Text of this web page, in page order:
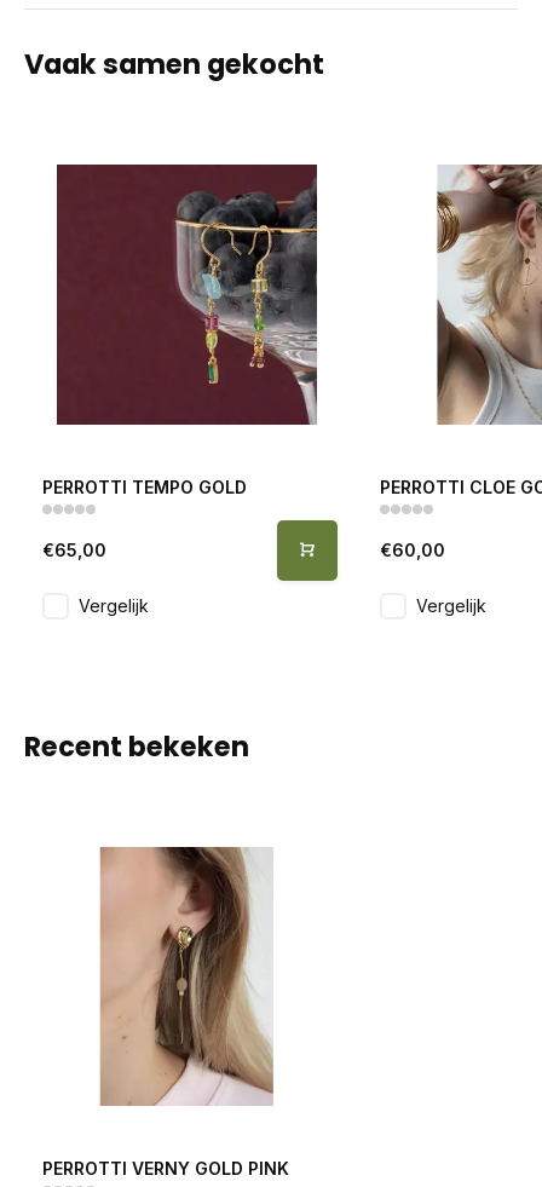
Vaak samen gekocht
PERROTTI TEMPO GOLD
€65,00
Vergelijk
PERROTTI CLOE
€60,00
Vergelijk
Recent bekeken
PERROTTI VERNY GOLD PINK